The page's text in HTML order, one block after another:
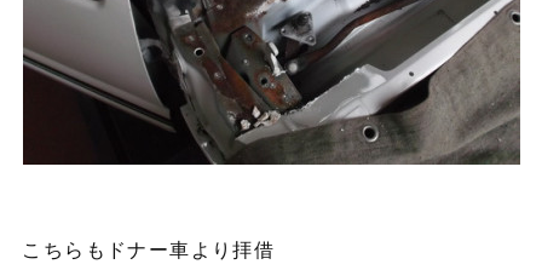
こちらもドナー車より拝借